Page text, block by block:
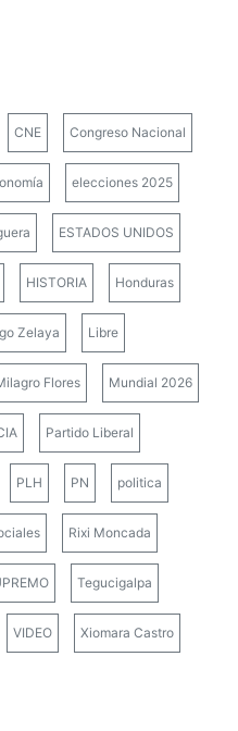
CNE Congreso Nacional
elecciones 2025
ESTADOS UNIDOS
HISTORIA Honduras
Zelaya Libre
Flores Mundial 2026
Partido Liberal
PLH PN politica
Rixi Moncada
Tegucigalpa
VIDEO Xiomara Castro